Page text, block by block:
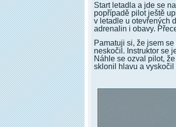
Start letadla a jde se
popřípadě pilot ještě
v letadle u otevřených
adrenalin i obavy.
Pamatuji si, že jsem
neskočil. Instruktor se
Náhle se ozval pilot,
sklonil hlavu a vyskočil